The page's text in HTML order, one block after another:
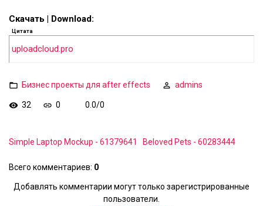
Скачать | Download:
Цитата
uploadcloud.pro
Бизнес проекты для after effects admins
32 0 0.0/0
Simple Laptop Mockup - 61379641 Beloved Pets - 60283444
Всего комментариев: 0
Добавлять комментарии могут только зарегистрированные
пользователи.